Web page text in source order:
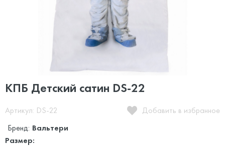
КПБ Детский сатин DS-22
Артикул: DS-22
Добавить в избранное
Бренд: Вальтери
Размер: